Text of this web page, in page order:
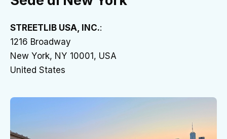
STREETLIB USA, INC.:
1216 Broadway
New York, NY 10001, USA
United States